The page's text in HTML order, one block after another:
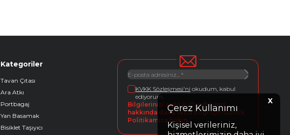
X
Çerez Kullanımı
Kişisel verileriniz,
Kategoriler
Tavan Çıtası
Ara Atkı
Portbagaj
Yan Basamak
Bisiklet Taşıyıcı
KVKK Sözleşmesi'ni okudum, kabul
ediyorum.
Bilgilerinizi ansıl kullandığımız
hakkında daha fazla bilgi için Gizlilik
Politikamıza bakın.